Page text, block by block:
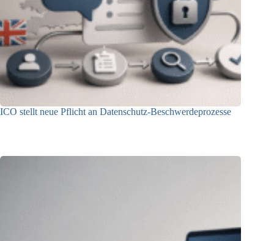
ICO stellt neue Pflicht an Datenschutz-Beschwerdeprozesse